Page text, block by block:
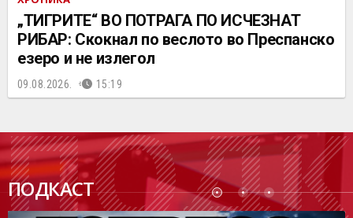
„ТИГРИТЕ“ ВО ПОТРАГА ПО ИСЧЕЗНАТ
РИБАР: Скокнал по веслото во Преспанско
езеро и не излегол
09.08.2026. 15:19
ПОДКАСТ
ПОДК